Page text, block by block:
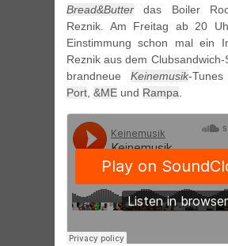
Bread&Butter das Boiler
Reznik. Am Freitag ab 20
Einstimmung schon mal ein
Reznik aus dem Clubsandwich-
brandneue Keinemusik-
Port, &ME und Rampa.